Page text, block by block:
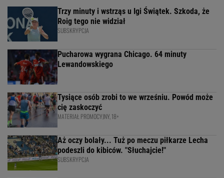
Trzy minuty i wstrząs u Igi Świątek. Szkoda, że
Roig tego nie widział
SUBSKRYPCJA
Pucharowa wygrana Chicago. 64 minuty
Lewandowskiego
Tysiące osób zrobi to we wrześniu. Powód może
cię zaskoczyć
MATERIAŁ PROMOCYJNY, 18+
Aż oczy bolały... Tuż po meczu piłkarze Lecha
podeszli do kibiców. "Słuchajcie!"
SUBSKRYPCJA